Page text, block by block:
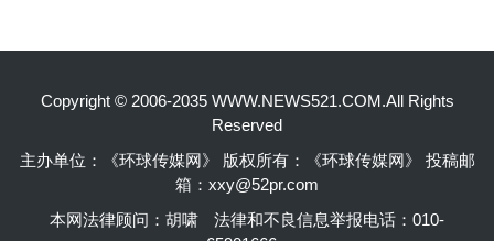
Copyright © 2006-2035 WWW.NEWS521.COM.All Rights
Reserved
主办单位：《环球传媒网》 版权所有：《环球传媒网》 投稿邮
箱：xxy@52pr.com
本网法律顾问：胡啸
法律和不良信息举报电话：010-